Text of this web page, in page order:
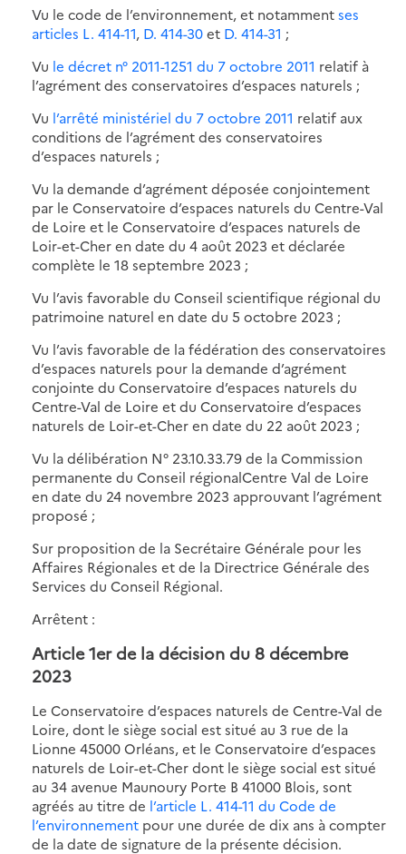
Vu le code de l’environnement, et notammentses
articles L. 414-11, D. 414-30et D. 414-31 ;
Vu le décret n° 2011-1251 du 7 octobre 2011 relatif à
l’agrément des conservatoires d’espaces naturels ;
Vu l’arrêté ministériel du 7 octobre 2011 relatif aux
conditions de l’agrément des conservatoires
d’espaces naturels ;
Vu la demande d’agrément déposée conjointement
par le Conservatoire d’espaces naturels du Centre-Val
de Loire et le Conservatoire d’espaces naturels de
Loir-et-Cher en date du 4 août 2023 et déclarée
complète le 18 septembre 2023 ;
Vu l’avis favorable du Conseil scientifique régional du
patrimoine naturel en date du 5 octobre 2023 ;
Vu l’avis favorable de la fédération des conservatoires
d’espaces naturels pour la demande d’agrément
conjointe du Conservatoire d’espaces naturels du
Centre-Val de Loire et du Conservatoire d’espaces
naturels de Loir-et-Cher en date du 22 août 2023 ;
Vu la délibération N° 23.10.33.79 de la Commission
permanente du Conseil régionalCentre Val de Loire
en date du 24 novembre 2023 approuvant l’agrément
proposé ;
Sur proposition de la Secrétaire Générale pour les
Affaires Régionales et de la Directrice Générale des
Services du Conseil Régional.
Arrêtent :
Article 1er de la décision du 8 décembre
2023
Le Conservatoire d’espaces naturels de Centre-Val de
Loire, dont le siège social est situé au 3 rue de la
Lionne 45000 Orléans, et le Conservatoire d’espaces
naturels de Loir-et-Cher dont le siège social est situé
au 34 avenue Maunoury Porte B 41000 Blois, sont
agréés au titre de l’article L. 414-11 du Code de
l’environnement pour une durée de dix ans à compter
de la date de signature de la présente décision.